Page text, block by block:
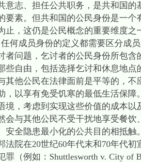
志、担任公共职务，是共和国的
素。但共和国的公民身份是一个
，这仍是公民概念的重要维度之
何成员身份的定义都需要区分成员
问题，乞讨者的公民身份所包含
自由，包括选择乞讨和休息地点
他公民在法律面前是平等的，不
以享有免受饥寒的最低生活保障。
，考虑到实现这些价值的成本以
与其他公民不受干扰地享受餐饮
全隐患最小化的公共目的相抵触
院在20世纪60年代末和70年代初
（例如：Shuttlesworth v. City of